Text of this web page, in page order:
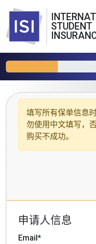
STUDENT
填写所有保单信息
勿使用中文填写，
购买不成功。
申请人信息
Email*